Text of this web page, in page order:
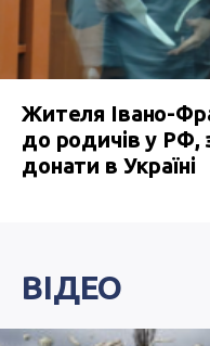
Жителя Івано-
до родичів у РФ,
донати в Україні
ВІДЕО